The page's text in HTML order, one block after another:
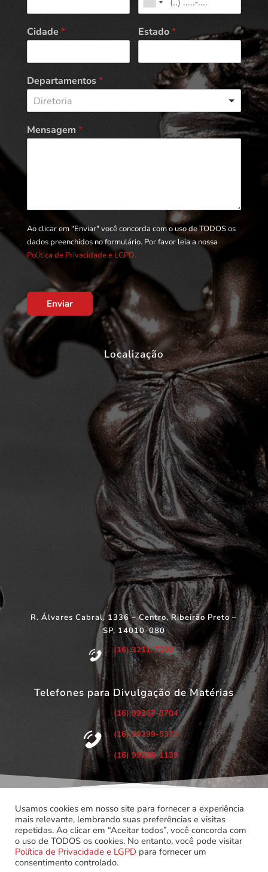
Cidade * Estado*
Departamentos*
Diretoria
Mensagem *
Ao clicar em "Enviar" você concorda com o uso de TODOS os
dados preenchidos no formulário. Por favor leia a nossa
Política de Privacidade e LGPD.
Enviar
Localização
R. Álvares Cabral, 1336 – Centro, Ribeirão Preto –
SP, 14010-080
(16) 3211-7200
Telefones para Divulgação de Matérias
(16) 99267-3704
(16) 99299-5373
(16) 99286-1139
©Copyright 2022 – Todos os Direitos Reservados.
Associação dos Servidores do Poder Judiciário do Estado de
São Paulo.
Usamos cookies em nosso site para fornecer a experiência
mais relevante, lembrando suas preferências e visitas
repetidas. Ao clicar em “Aceitar todos”, você concorda com
o uso de TODOS os cookies. No entanto, você pode visitar
Política de Privacidade e LGPD para fornecer um
consentimento controlado.